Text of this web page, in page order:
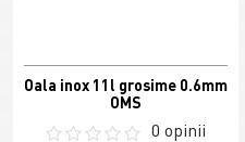
Oala inox 11l grosime 0.6mm
OMS
0 opinii